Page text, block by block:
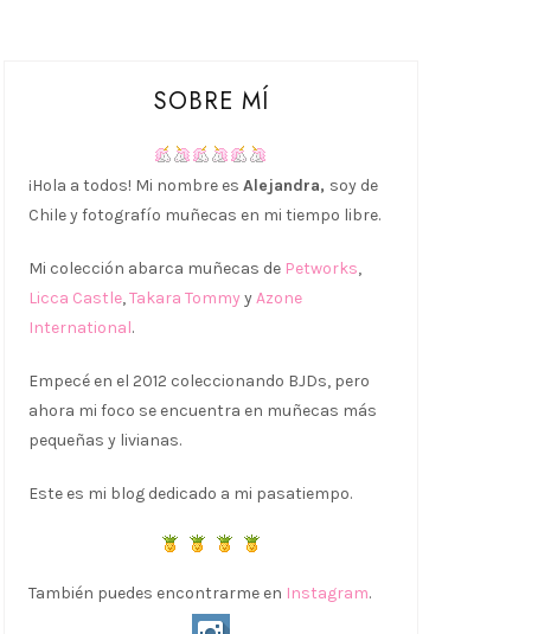
SOBRE MÍ
¡Hola a todos! Mi nombre es Alejandra, soy de
Chile y fotografío muñecas en mi tiempo libre.
Mi colección abarca muñecas de Petworks,
Licca Castle,Takara Tommy yAzone
International.
Empecé en el 2012 coleccionando BJDs, pero
ahora mi foco se encuentra en muñecas más
pequeñas y livianas.
Este es mi blog dedicado a mi pasatiempo.
También puedes encontrarme en Instagram.